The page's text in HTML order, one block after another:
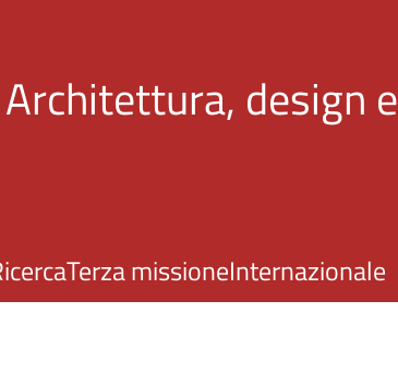
design e
Terza missioneInternazionale